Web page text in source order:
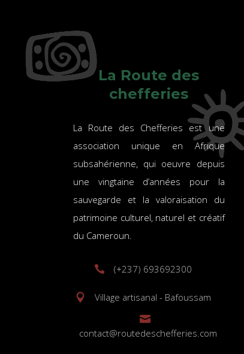
La Route des
chefferies
La Route des Chefferies est une
association unique en Afrique
subsahérienne, qui oeuvre depuis
une vingtaine d’années pour la
sauvegarde et la valoraisation du
patrimoine culturel, naturel et créatif
du Cameroun.
(+237) 693692300
Village artisanal - Bafoussam
contact@routedeschefferies.com